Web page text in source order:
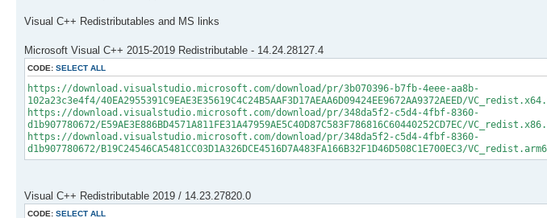
Visual C++ Redistributables and MS links
Microsoft Visual C++ 2015-2019 Redistributable - 14.24.28127.4
CODE: SELECT ALL
https://download.visualstudio.microsoft.com/download/pr/3b070396-b7fb-4eee-aa8b-
102a23c3e4f4/40EA2955391C9EAE3E35619C4C24B5AAF3D17AEAA6D09424EE9672AA9372AEED/
https://download.visualstudio.microsoft.com/download/pr/348da5f2-c5d4-4fbf-8360-
d1b907780672/E59AE3E886BD4571A811FE31A47959AE5C40D87C583F786816C60440252CD7EC/
https://download.visualstudio.microsoft.com/download/pr/348da5f2-c5d4-4fbf-8360-
d1b907780672/B19C24546CA5481CC03D1A326DCE4516D7A483FA166B32F1D46D508C1E700EC3/
Visual C++ Redistributable 2019 / 14.23.27820.0
CODE: SELECT ALL